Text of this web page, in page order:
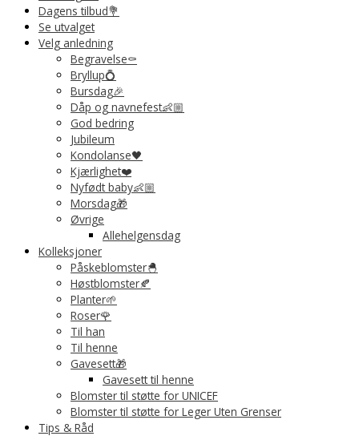
Dagens tilbud💐
Se utvalget
Velg anledning
Begravelse⚰️
Bryllup💍
Bursdag🎉
Dåp og navnefest👶🏼
God bedring
Jubileum
Kondolanse🖤
Kjærlighet❤️
Nyfødt baby👶🏼
Morsdag🎁
Øvrige
Allehelgensdag
Kolleksjoner
Påskeblomster🐣
Høstblomster🍂
Planter🌱
Roser🌹
Til han
Til henne
Gavesett🎁
Gavesett til henne
Blomster til støtte for UNICEF
Blomster til støtte for Leger Uten Grenser
Tips & Råd